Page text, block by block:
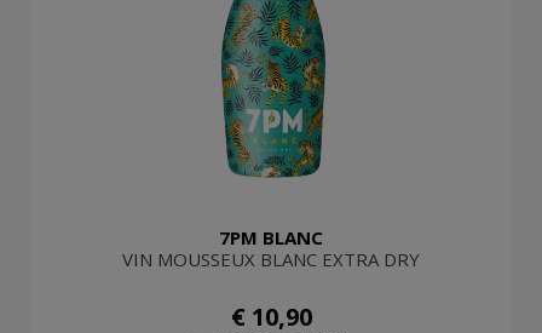
7PM BLANC
VIN MOUSSEUX BLANC EXTRA DRY
€ 10,90